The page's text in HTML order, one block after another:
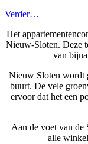
Verder…
Het
Nieuw-Sloten. Deze
van
Nieuw Sloten wordt
buurt. De vele
ervoor dat het een
Aan de voet van de
alle